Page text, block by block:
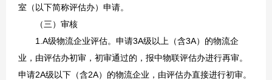
室（以下简称评估办）申请。
（三）审核
1.A级物流企业评估。申请3A级以上（含3A）的物流企
业，由评估办初审，初审通过的，报中物联评估办进行再审。
申请2A级以下（含2A）的物流企业，由评估办直接进行初审。